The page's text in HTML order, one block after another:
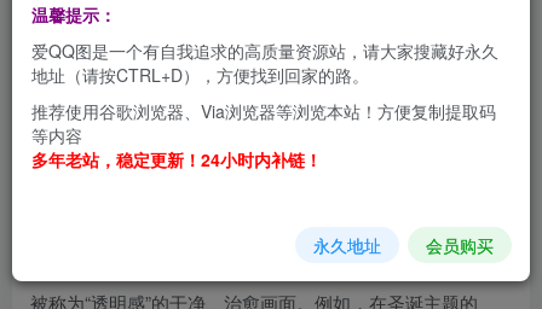
一色雨是一位活跃于国内多个平台的资深COSER与内容创
作者，她的本名是刘诗雨，在COS圈中也常使用“诗雨”作为
教师、演员、平面模特等多重身份，展现了其多元化的才
华。
她的作品以独特的视觉风格和氛围营造而著称。一色雨擅长
捕捉和传递情绪，其写真作品尤其注重利用光影来营造一种
被称为“透明感”的干净、治愈画面。例如，在圣诞主题的
温馨提示：
爱QQ图是一个有自我追求的高质量资源站，请大家搜藏好永久
地址（请按CTRL+D），方便找到回家的路。
推荐使用谷歌浏览器、Via浏览器等浏览本站！方便复制提取码
等内容
多年老站，稳定更新！24小时内补链！
永久地址 会员购买